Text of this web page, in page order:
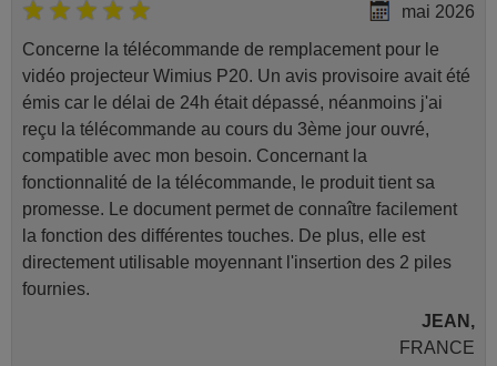
mai 2026
Concerne la télécommande de remplacement pour le
vidéo projecteur Wimius P20. Un avis provisoire avait été
émis car le délai de 24h était dépassé, néanmoins j'ai
reçu la télécommande au cours du 3ème jour ouvré,
compatible avec mon besoin. Concernant la
fonctionnalité de la télécommande, le produit tient sa
promesse. Le document permet de connaître facilement
la fonction des différentes touches. De plus, elle est
directement utilisable moyennant l'insertion des 2 piles
fournies.
JEAN,
FRANCE